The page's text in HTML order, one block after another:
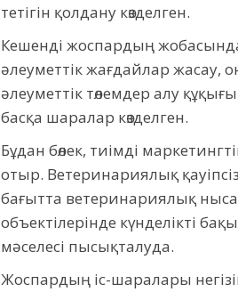
тетігін қолдану көзделген.
Кешенді жоспардың
әлеуметтік жағдайлар
әлеуметтік төлемдер алу
басқа шаралар көзделген.
Бұдан бөлек, тиімді
отыр. Ветеринариялық
бағытта ветеринариялық
объектілерінде күнделікті
мәселесі пысықталуда.
Жоспардың іс-шаралары